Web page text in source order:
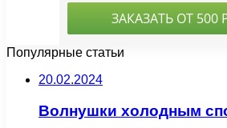
Популярные статьи
20.02.2024
Волнушки холодным